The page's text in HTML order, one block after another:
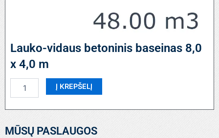
Lauko-vidaus betoninis baseinas 8,0
x 4,0 m
kiekis:
vidaus
baseinas
Į KREPŠELĮ
MŪSŲ PASLAUGOS